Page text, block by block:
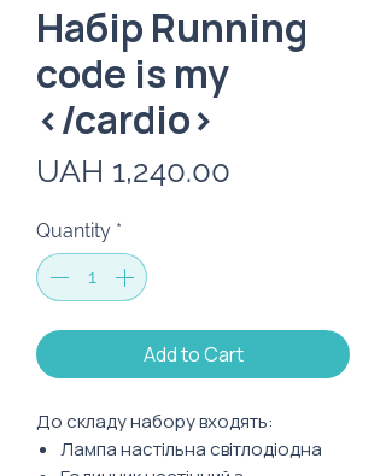
Набір Running
code is my
</cardio>
UAH 1,240.00
Quantity *
Add to Cart
До складу набору входять:
Лампа настільна світлодіодна